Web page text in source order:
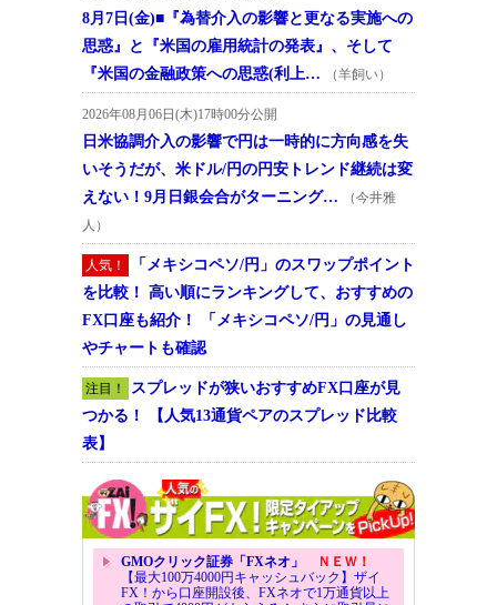
8月7日(金)■『為替介入の影響と更なる実施への
思惑』と『米国の雇用統計の発表』、そして
『米国の金融政策への思惑(利上…
（羊飼い）
2026年08月06日(木)17時00分公開
日米協調介入の影響で円は一時的に方向感を失
いそうだが、米ドル/円の円安トレンド継続は変
えない！9月日銀会合がターニング…
（今井雅
人）
人気！
「メキシコペソ/円」のスワップポイント
を比較！ 高い順にランキングして、おすすめの
FX口座も紹介！ 「メキシコペソ/円」の見通し
やチャートも確認
注目！
スプレッドが狭いおすすめFX口座が見
つかる！ 【人気13通貨ペアのスプレッド比較
表】
GMOクリック証券「FXネオ」
ＮＥＷ！
【最大100万4000円キャッシュバック】ザイ
FX！から口座開設後、FXネオで1万通貨以上